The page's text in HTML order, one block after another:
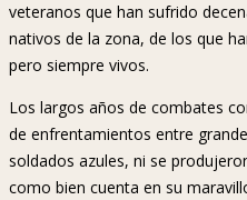
veteranos que han sufrido
nativos de la zona, de los que
pero siempre vivos.
Los largos años de combates
de enfrentamientos entre
soldados azules, ni se
como bien cuenta en su